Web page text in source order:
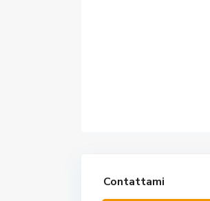
Contattami